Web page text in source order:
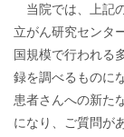
当院では、上記
立がん研究センタ
国規模で行われる
録を調べるものに
患者さんへの新た
になり、ご質問が